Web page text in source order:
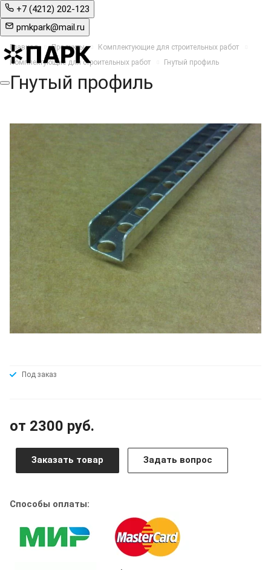
+7 (4212) 202-123
pmkpark@mail.ru
Главная Продукты
Комплектующие для строительных работ
Комплектующие для строительных работ
Гнутый профиль
Гнутый профиль
Под заказ
от 2300 руб.
Заказать товар Задать вопрос
Способы оплаты: